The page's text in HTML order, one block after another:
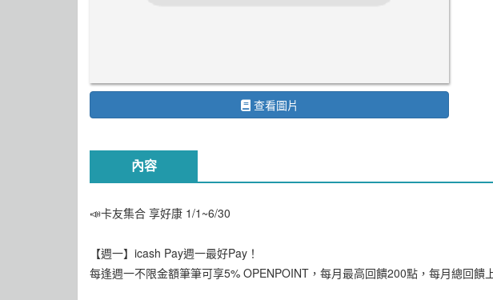
查看圖片
內容
📣卡友集合 享好康 1/1~6/30
【週一】icash Pay週一最好Pay！
每逢週一不限金額筆筆可享5% OPENPOINT，每月最高回饋200點，每月總回